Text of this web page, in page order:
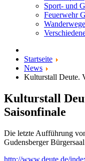
Sport- und
Feuerwehr
Startseite
News
Kulturstall Deute.
Kulturstall
Saisonfinale
Die letzte Aufführung
Gudensberger
http://www.deute.de/